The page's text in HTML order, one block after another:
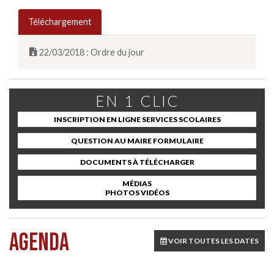
Téléchargement
22/03/2018 : Ordre du jour
EN 1 CLIC
INSCRIPTION EN LIGNE SERVICES SCOLAIRES
QUESTION AU MAIRE FORMULAIRE
DOCUMENTS À TÉLÉCHARGER
MÉDIAS
PHOTOS VIDÉOS
AGENDA VOIR TOUTES LES DATES